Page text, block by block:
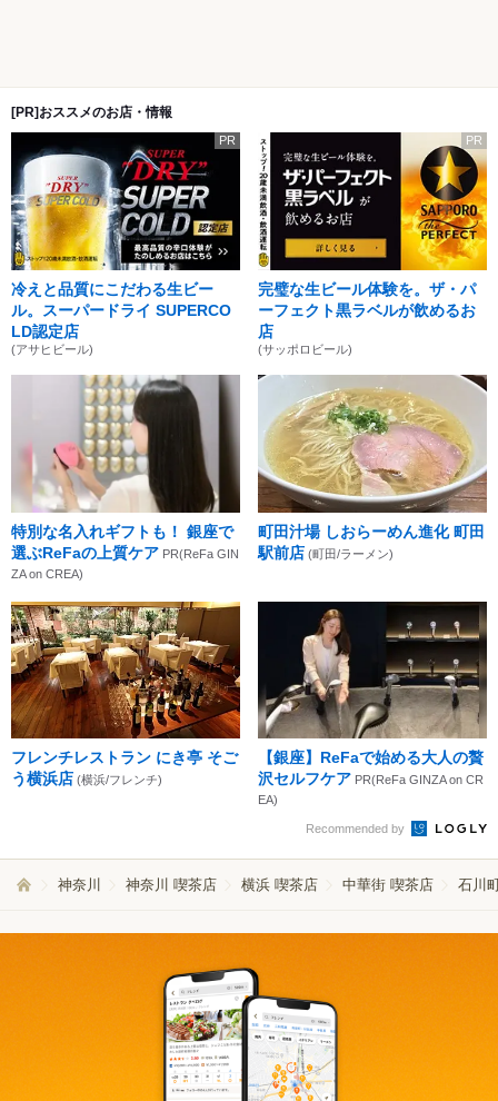
[PR]おススメのお店・情報
PR
冷えと品質にこだわる生ビー
ル。スーパードライ SUPERCO
LD認定店
(アサヒビール)
PR
完璧な生ビール体験を。ザ・パ
ーフェクト黒ラベルが飲めるお
店
(サッポロビール)
特別な名入れギフトも！ 銀座で
選ぶReFaの上質ケア PR(ReFa GIN
ZA on CREA)
町田汁場 しおらーめん進化 町田
駅前店 (町田/ラーメン)
フレンチレストラン にき亭 そご
う横浜店 (横浜/フレンチ)
【銀座】ReFaで始める大人の贅
沢セルフケア PR(ReFa GINZA on CR
EA)
Recommended by
神奈川 神奈川 喫茶店 横浜 喫茶店 中華街 喫茶店 石川